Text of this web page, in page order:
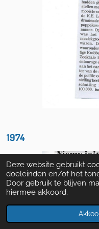
Deze website gebruikt
doeleinden en/of het
Door gebruik te blijven
hiermee akkoord.
1974